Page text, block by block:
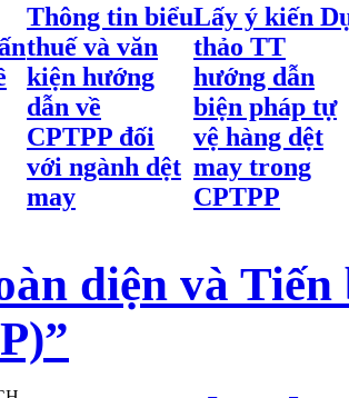
Thông tin biểu
thuế và văn
kiện hướng
dẫn về
CPTPP đối
với ngành dệt
may
Lấy ý kiến
thảo TT
hướng dẫn
biện pháp tự
vệ hàng dệt
may trong
CPTPP
diện và